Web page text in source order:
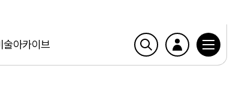
술아카이브